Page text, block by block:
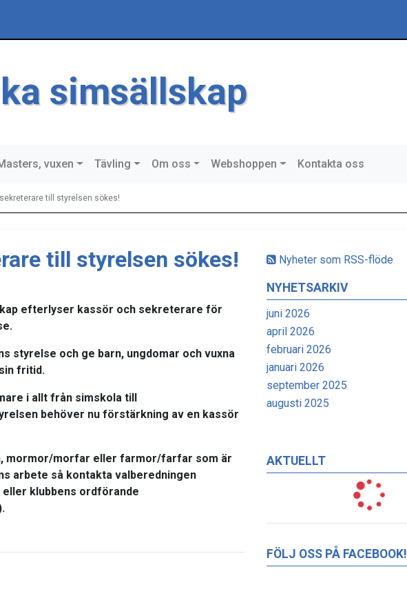
simsällskap
vuxen Tävling Om oss Webshoppen Kontakta oss
till styrelsen sökes!
Nyheter som RSS-flöde
NYHETSARKIV
juni 2026
april 2026
februari 2026
januari 2026
september 2025
augusti 2025
AKTUELLT
FÖLJ OSS PÅ FACEBOOK!
till styrelsen sökes!
efterlyser kassör och sekreterare för
styrelse och ge barn, ungdomar och vuxna
fritid.
i allt från simskola till
behöver nu förstärkning av en kassör
mormor/morfar eller farmor/farfar som är
arbete så kontakta valberedningen
klubbens ordförande